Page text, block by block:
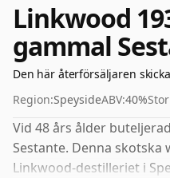
Linkwood
gammal
Den här återförsäljaren
Region:SpeysideABV:40%
Vid 48 års ålder
Sestante. Denna skotska
Linkwood-destilleriet i